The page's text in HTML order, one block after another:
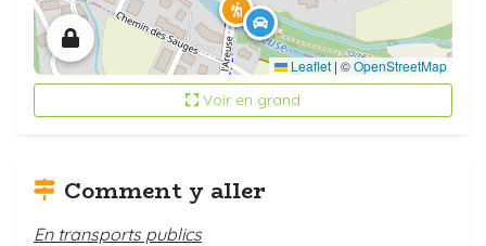
Leaflet | ©OpenStreetMap
Voir en grand
Comment y aller
En transports publics